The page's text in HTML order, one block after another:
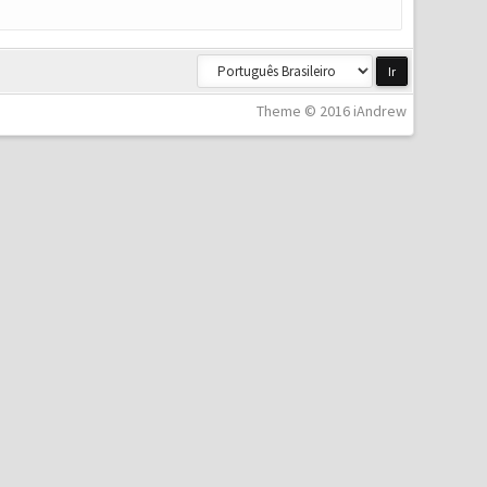
Theme © 2016 iAndrew